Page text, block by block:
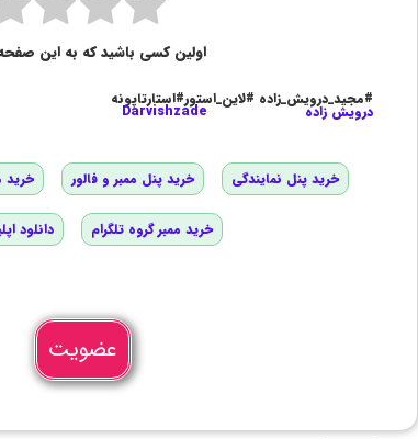
اولین کسی باشید که به این
#مجید_درویش_زاده #لاین_استور#استارتاپونه
درویش زاده Darvishzade
خرید پنل نمایندگی خرید پنل ممبر و فالور خرید
خرید ممبر گروه تلگرام دانلود
عضویت